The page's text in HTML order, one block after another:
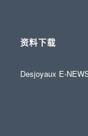
资料下载
Desjoyaux E-